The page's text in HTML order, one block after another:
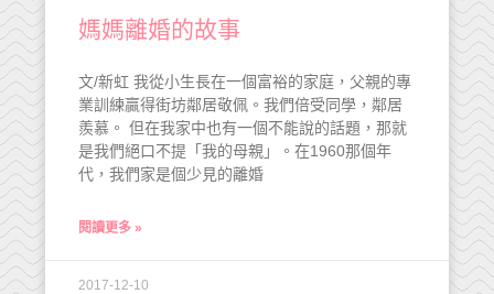
媽媽離婚的故事
文/新虹 我從小生長在一個富裕的家庭，父親的專
業訓練贏得街坊鄰居敬佩。我們倍受同學，鄰居
羨慕。 但在我家中也有一個不能說的話題，那就
是我們絕口不提「我的母親」。在1960那個年
代，我們家是個少見的離婚
閱讀更多 »
2017-12-10